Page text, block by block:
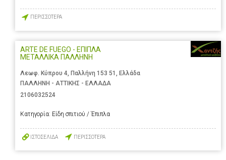
ΠΕΡΙΣΣΟΤΕΡΑ
ARTE DE FUEGO - ΕΠΙΠΛΑ
ΜΕΤΑΛΛΙΚΑ ΠΑΛΛΗΝΗ
Λεωφ. Κύπρου 4, Παλλήνη 153 51, Ελλάδα
ΠΑΛΛΗΝΗ - ΑΤΤΙΚΗΣ - ΕΛΛΑΔΑ
2106032524
Κατηγορία: Είδη σπιτιού / Έπιπλα
ΙΣΤΟΣΕΛΙΔΑ ΠΕΡΙΣΣΟΤΕΡΑ